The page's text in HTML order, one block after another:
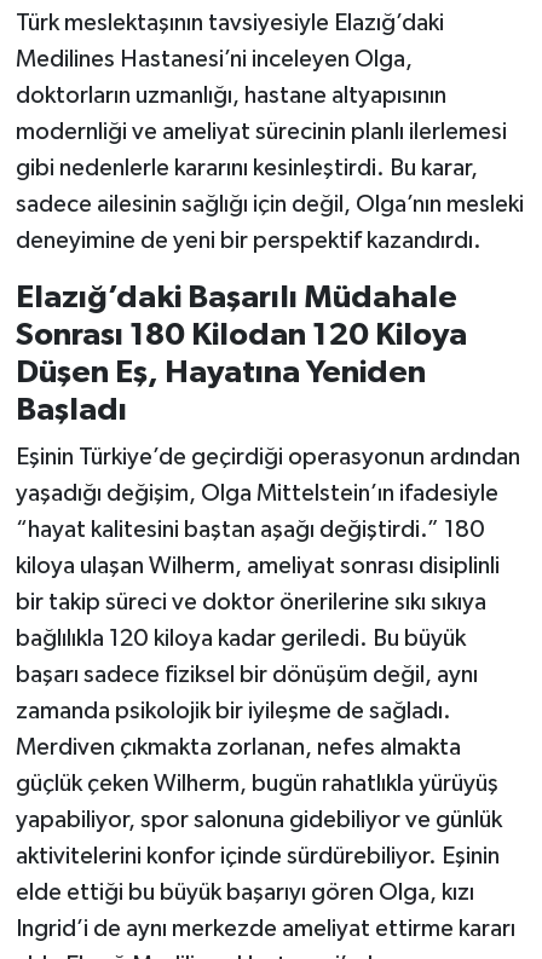
Türk meslektaşının tavsiyesiyle Elazığ’daki
Medilines Hastanesi’ni inceleyen Olga,
doktorların uzmanlığı, hastane altyapısının
modernliği ve ameliyat sürecinin planlı ilerlemesi
gibi nedenlerle kararını kesinleştirdi. Bu karar,
sadece ailesinin sağlığı için değil, Olga’nın mesleki
deneyimine de yeni bir perspektif kazandırdı.
Elazığ’daki Başarılı Müdahale
Sonrası 180 Kilodan 120 Kiloya
Düşen Eş, Hayatına Yeniden
Başladı
Eşinin Türkiye’de geçirdiği operasyonun ardından
yaşadığı değişim, Olga Mittelstein’ın ifadesiyle
“hayat kalitesini baştan aşağı değiştirdi.” 180
kiloya ulaşan Wilherm, ameliyat sonrası disiplinli
bir takip süreci ve doktor önerilerine sıkı sıkıya
bağlılıkla 120 kiloya kadar geriledi. Bu büyük
başarı sadece fiziksel bir dönüşüm değil, aynı
zamanda psikolojik bir iyileşme de sağladı.
Merdiven çıkmakta zorlanan, nefes almakta
güçlük çeken Wilherm, bugün rahatlıkla yürüyüş
yapabiliyor, spor salonuna gidebiliyor ve günlük
aktivitelerini konfor içinde sürdürebiliyor. Eşinin
elde ettiği bu büyük başarıyı gören Olga, kızı
Ingrid’i de aynı merkezde ameliyat ettirme kararı